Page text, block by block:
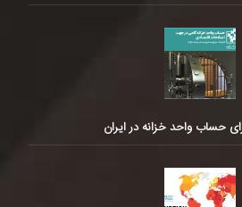
حساب واحد خزانه در ایران